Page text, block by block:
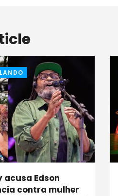
acusa Edson
contra mulher